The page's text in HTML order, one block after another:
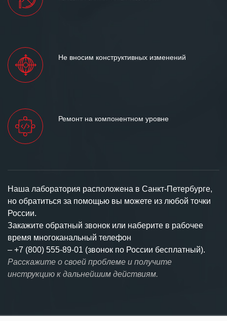
Не вносим конструктивных изменений
Ремонт на компонентном уровне
Наша лаборатория расположена в Санкт-Петербурге,
но обратиться за помощью вы можете из любой точки
России.
Закажите обратный звонок или наберите в рабочее
время многоканальный телефон
– +7 (800) 555-89-01 (звонок по России бесплатный).
Расскажите о своей проблеме и получите
инструкцию к дальнейшим действиям.